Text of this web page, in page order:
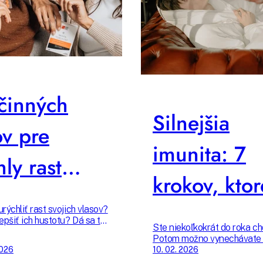
pre
rast
rast svojich vlasov?
ich hustotu? Dá sa to!
Pripravili sme
Silnejšia
imunita: 7
krokov,
naozaj
Ste niekoľkokrát do roka
Potom možno vynechávate
zo 7 úplne základných
10. 02. 2026